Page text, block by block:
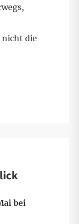
nicht die
bei